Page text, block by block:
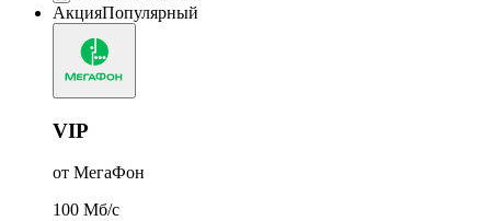
АкцияПопулярный
VIP
от МегаФон
100 Мб/c